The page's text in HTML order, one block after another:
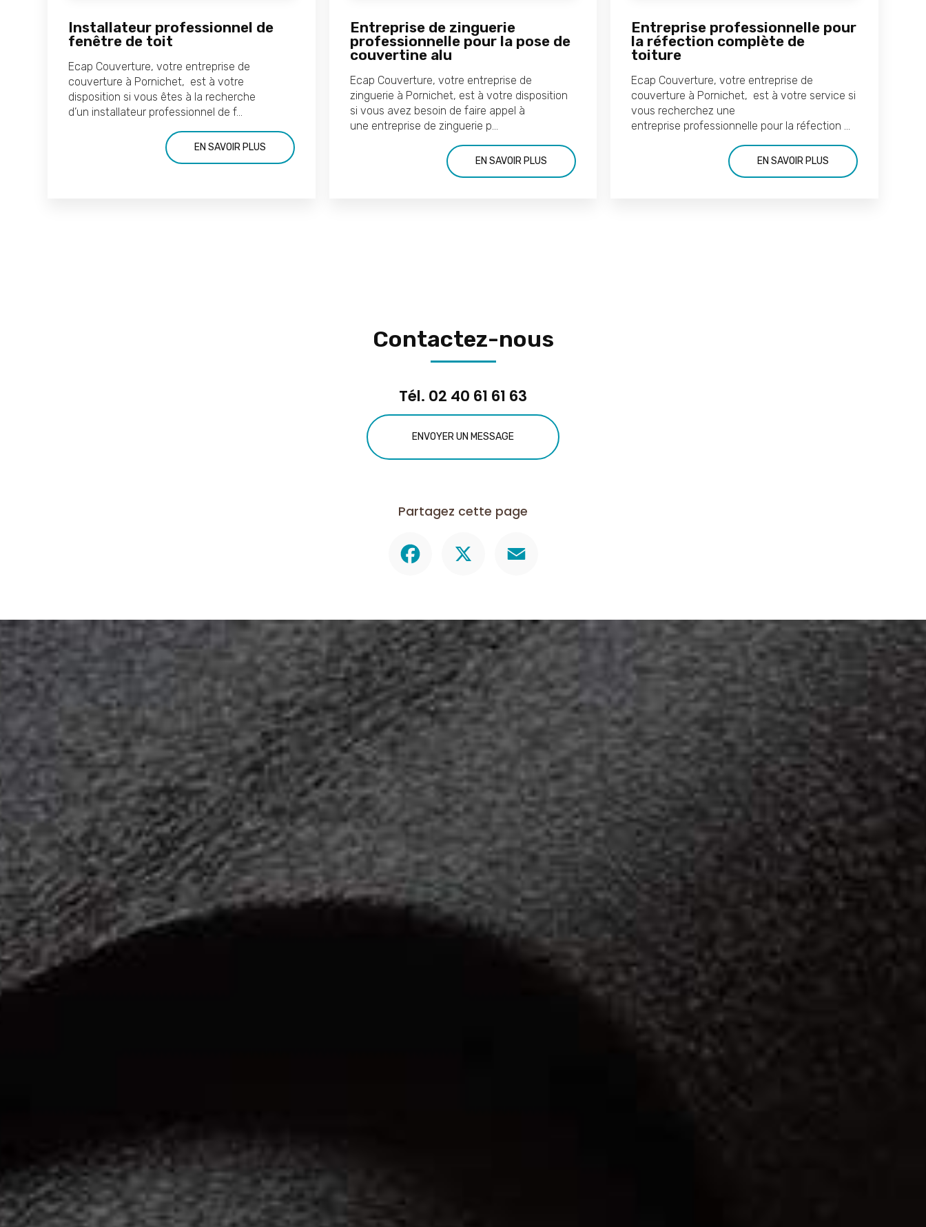
Installateur professionnel de
fenêtre de toit
Ecap Couverture, votre entreprise de
couverture à Pornichet, est à votre
disposition si vous êtes à la recherche
d’un installateur professionnel de f...
EN SAVOIR PLUS
Entreprise de zinguerie
professionnelle pour la pose de
couvertine alu
Ecap Couverture, votre entreprise de
zinguerie à Pornichet, est à votre disposition
si vous avez besoin de faire appel à
une entreprise de zinguerie p...
EN SAVOIR PLUS
Entreprise professionnelle pour
la réfection complète de
toiture
Ecap Couverture, votre entreprise de
couverture à Pornichet, est à votre service si
vous recherchez une
entreprise professionnelle pour la réfection ...
EN SAVOIR PLUS
Contactez-nous
Tél. 02 40 61 61 63
ENVOYER UN MESSAGE
Partagez cette page